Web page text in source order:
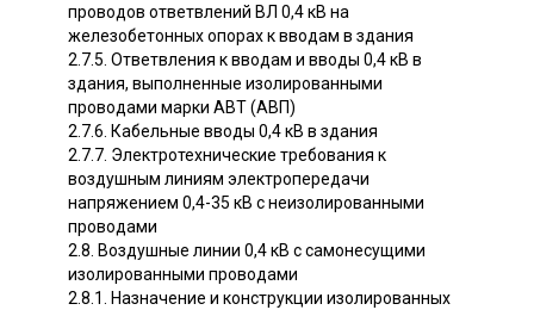
проводов ответвлений ВЛ 0,4 кВ на
железобетонных опорах к вводам в здания
2.7.5. Ответвления к вводам и вводы 0,4 кВ в
здания, выполненные изолированными
проводами марки АВТ (АВП)
2.7.6. Кабельные вводы 0,4 кВ в здания
2.7.7. Электротехнические требования к
воздушным линиям электропередачи
напряжением 0,4-35 кВ с неизолированными
проводами
2.8. Воздушные линии 0,4 кВ с самонесущими
изолированными проводами
2.8.1. Назначение и конструкции изолированных